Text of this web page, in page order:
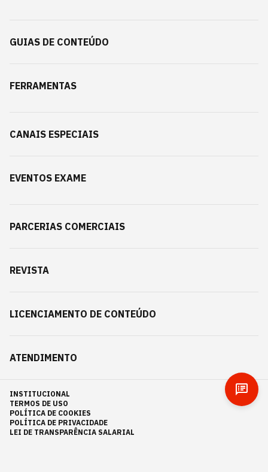
GUIAS DE CONTEÚDO
FERRAMENTAS
CANAIS ESPECIAIS
EVENTOS EXAME
PARCERIAS COMERCIAIS
REVISTA
LICENCIAMENTO DE CONTEÚDO
ATENDIMENTO
INSTITUCIONAL
TERMOS DE USO
POLÍTICA DE COOKIES
POLÍTICA DE PRIVACIDADE
LEI DE TRANSPARÊNCIA SALARIAL